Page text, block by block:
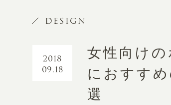
DESIGN
女性向け
におすす
選
2018
09.18